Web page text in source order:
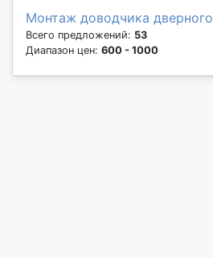
Монтаж доводчика дверного
Всего предложений: 53
Диапазон цен: 600 - 1000